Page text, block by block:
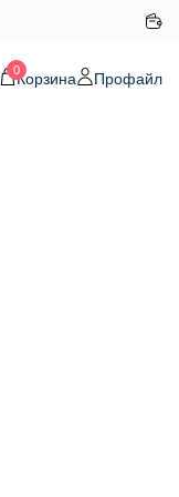
0Корзина Профайл